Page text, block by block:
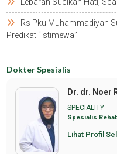
Rs Pku Muhammadiyah
Predikat “istimewa”
Dokter Spesialis
Dr. dr. Noer
SPECIALITY
Spesialis
Lihat Profil